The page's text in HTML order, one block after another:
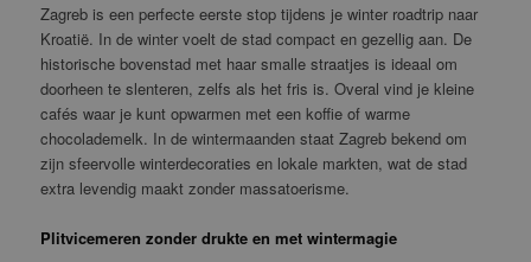
Zagreb is een perfecte eerste stop tijdens je winter roadtrip naar
Kroatië. In de winter voelt de stad compact en gezellig aan. De
historische bovenstad met haar smalle straatjes is ideaal om
doorheen te slenteren, zelfs als het fris is. Overal vind je kleine
cafés waar je kunt opwarmen met een koffie of warme
chocolademelk. In de wintermaanden staat Zagreb bekend om
zijn sfeervolle winterdecoraties en lokale markten, wat de stad
extra levendig maakt zonder massatoerisme.
Plitvicemeren zonder drukte en met wintermagie